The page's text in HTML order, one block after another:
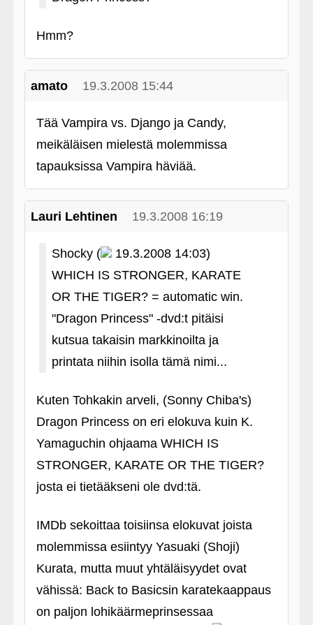
Hmm?
amato 19.3.2008 15:44
Tää Vampira vs. Django ja Candy,
meikäläisen mielestä molemmissa
tapauksissa Vampira häviää.
Lauri Lehtinen 19.3.2008 16:19
Shocky (
19.3.2008 14:03)
WHICH IS STRONGER, KARATE
OR THE TIGER? = automatic win.
"Dragon Princess" ‑dvd:t pitäisi
kutsua takaisin markkinoilta ja
printata niihin isolla tämä nimi...
Kuten Tohkakin arveli, (Sonny Chiba's)
Dragon Princess on eri elokuva kuin K.
Yamaguchin ohjaama WHICH IS
STRONGER, KARATE OR THE TIGER?
josta ei tietääkseni ole dvd:tä.
IMDb sekoittaa toisiinsa elokuvat joista
molemmissa esiintyy Yasuaki (Shoji)
Kurata, mutta muut yhtäläisyydet ovat
vähissä: Back to Basicsin karatekaappaus
on paljon lohikäärmeprinsessaa